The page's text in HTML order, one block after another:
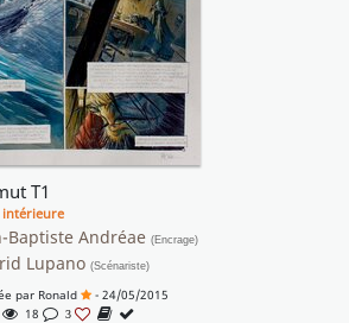
T1
intérieure
Baptiste Andréae (Encrage)
Lupano (Scénariste)
par Ronald
- 24/05/2015
18 3